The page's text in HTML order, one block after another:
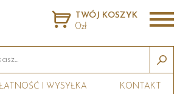
TWÓJ KOSZYK
0zł
I WYSYŁKA KONTAKT